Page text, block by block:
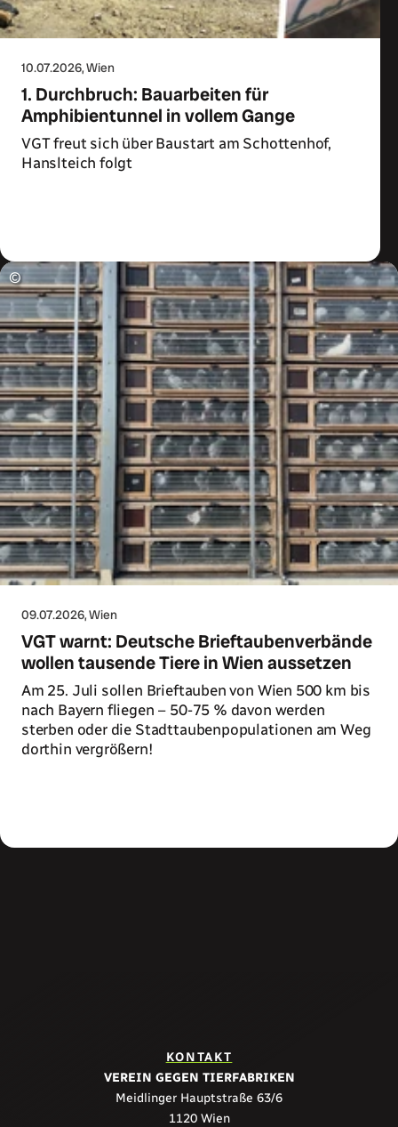
10.07.2026, Wien
1. Durchbruch: Bauarbeiten für
Amphibientunnel in vollem Gange
VGT freut sich über Baustart am Schottenhof,
Hanslteich folgt
©
09.07.2026, Wien
VGT warnt: Deutsche Brieftaubenverbände
wollen tausende Tiere in Wien aussetzen
Am 25. Juli sollen Brieftauben von Wien 500 km bis
nach Bayern fliegen – 50-75 % davon werden
sterben oder die Stadttaubenpopulationen am Weg
dorthin vergrößern!
KONTAKT
VEREIN GEGEN TIERFABRIKEN
Meidlinger Hauptstraße 63/6
1120 Wien